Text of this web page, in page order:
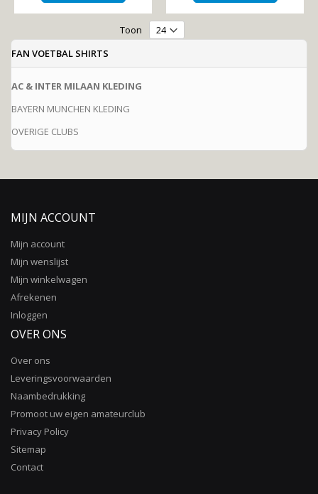
Toon
FAN VOETBAL SHIRTS
AC & INTER MILAAN KLEDING
BAYERN MUNCHEN KLEDING
OVERIGE CLUBS
MIJN ACCOUNT
Mijn account
Mijn wenslijst
Mijn winkelwagen
Afrekenen
Inloggen
OVER ONS
Over ons
Leveringsvoorwaarden
Naambedrukking
Promoot uw eigen amateurclub
Privacy Policy
Sitemap
Contact